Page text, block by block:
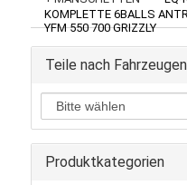
KOMPLETTE 6BALLS
YFM 550 700 GRIZZLY
Teile nach Fahrzeugen
Produktkategorien